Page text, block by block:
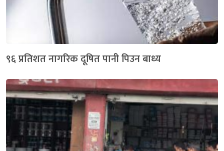
९६ प्रतिशत नागरिक दूषित पानी पिउन बाध्य